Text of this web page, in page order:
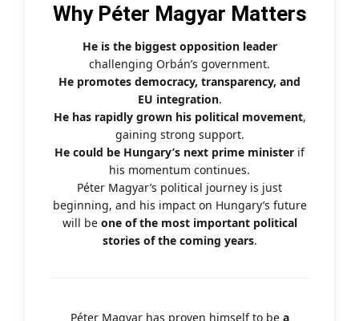
Why Péter Magyar Matters
He is the biggest opposition leader
challenging Orbán’s government.
He promotes democracy, transparency, and
EU integration.
He has rapidly grown his political movement,
gaining strong support.
He could be Hungary’s next prime minister if
his momentum continues.
Péter Magyar’s political journey is just
beginning, and his impact on Hungary’s future
will be one of the most important political
stories of the coming years.
Péter Magyar has proven himself to be a